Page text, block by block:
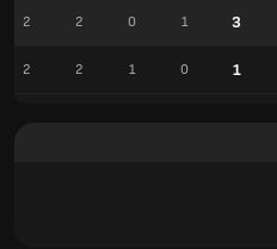
3
1
0
2
2
1
0
1
2
2